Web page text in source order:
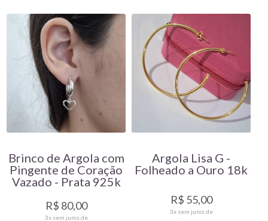
Brinco de Argola com
Pingente de Coração
Vazado - Prata 925k
R$ 80,00
3xsem juros de
Argola Lisa G -
Folheado a Ouro 18k
R$ 55,00
3xsem juros de